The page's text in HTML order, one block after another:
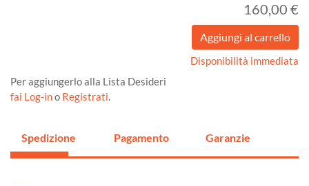
160,00 €
Disponibilità immediata
Per aggiungerlo alla Lista Desideri
fai Log-ino Registrati.
Spedizione Pagamento Garanzie